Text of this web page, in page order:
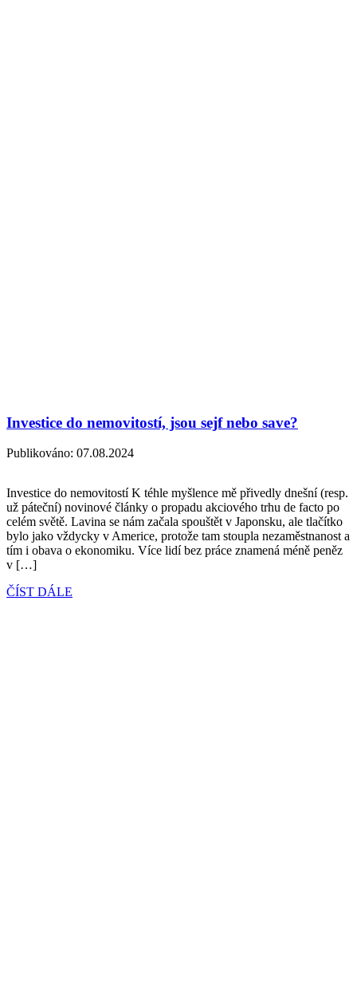
Investice do nemovitostí, jsou sejf nebo save?
Publikováno: 07.08.2024
Investice do nemovitostí K téhle myšlence mě přivedly dnešní (resp.
už páteční) novinové články o propadu akciového trhu de facto po
celém světě. Lavina se nám začala spouštět v Japonsku, ale tlačítko
bylo jako vždycky v Americe, protože tam stoupla nezaměstnanost a
tím i obava o ekonomiku. Více lidí bez práce znamená méně peněz
v […]
ČÍST DÁLE